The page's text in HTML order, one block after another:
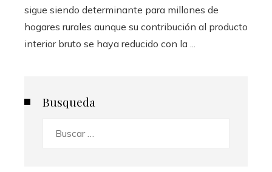
sigue siendo determinante para millones de
hogares rurales aunque su contribución al producto
interior bruto se haya reducido con la ...
Busqueda